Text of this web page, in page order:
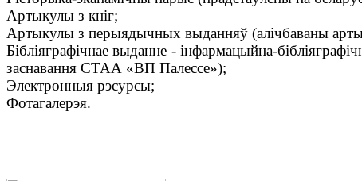
Артыкулы з кніг;
Артыкулы з перыядычных выданняў (алічбаваны
Бібліяграфічнае выданне - інфармацыйна-
заснавання СТАА «ВП Палессе»);
Электронныя рэсурсы;
Фотагалерэя.